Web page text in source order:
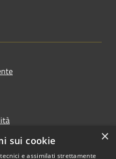
×
sui cookie
e assimilati strettamente